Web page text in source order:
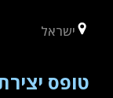
ישראל
טופס